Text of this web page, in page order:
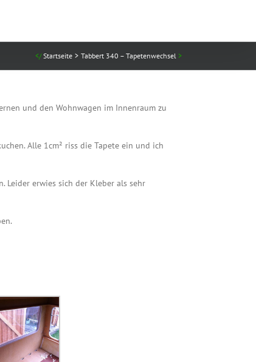
Startseite Tabbert 340 – Tapetenwechsel
und den Wohnwagen im Innenraum zu
Alle 1cm² riss die Tapete ein und ich
Leider erwies sich der Kleber als sehr